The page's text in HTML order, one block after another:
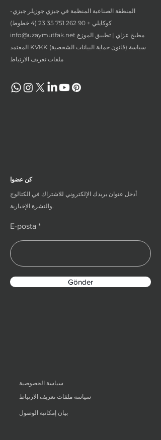
المنطقة الصناعية المنظمة في جبزي جوزيلر جبزي-
كوكايلي + 90 262 751 35 23 (4
خطوط)
info@uzaymutfak.net
المعتمد KVKK (قانون حماية البيانات الشخصية) سياسة
ملفات تعريف الارتباط
كن عضوا
أدخل عنوان بريدك الإلكتروني للاشتراك في الكتالوج
والنشرة الإخبارية.
E-posta
Gönder
سياسة الخصوصية
سياسة ملفات تعريف الارتباط
بيان إمكانية الوصول